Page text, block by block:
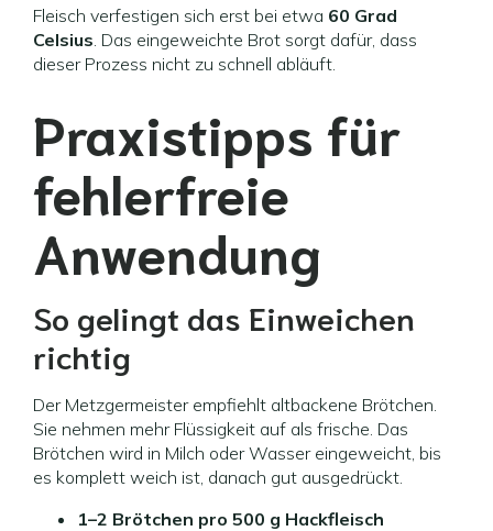
Fleisch verfestigen sich erst bei etwa 60 Grad
Celsius. Das eingeweichte Brot sorgt dafür, dass
dieser Prozess nicht zu schnell abläuft.
Praxistipps für
fehlerfreie
Anwendung
So gelingt das Einweichen
richtig
Der Metzgermeister empfiehlt altbackene Brötchen.
Sie nehmen mehr Flüssigkeit auf als frische. Das
Brötchen wird in Milch oder Wasser eingeweicht, bis
es komplett weich ist, danach gut ausgedrückt.
1–2 Brötchen pro 500 g Hackfleisch